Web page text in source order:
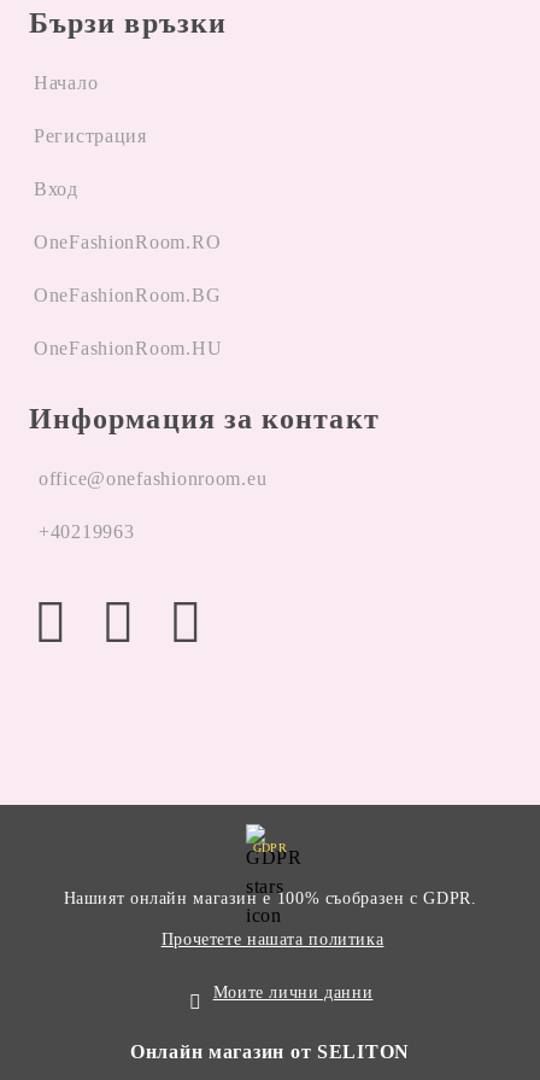
Бързи връзки
Начало
Регистрация
Вход
OneFashionRoom.RO
OneFashionRoom.BG
OneFashionRoom.HU
Информация за контакт
office@onefashionroom.eu
+40219963
GDPR
Нашият онлайн магазин е 100% съобразен с GDPR.
Прочетете нашата политика
Моите лични данни
Онлайн магазин от SELITON